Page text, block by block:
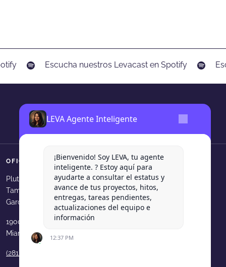
LEVA Agente Inteligente
¡Bienvenido! Soy LEVA, tu agente
inteligente. ? Estoy aquí para
ayudarte a consultar el estatus y
avance de tus proyectos, hitos,
entregas, tareas pendientes,
actualizaciones del equipo e
información
12:37 PM
Escucha nuestros Levacast en Spotify
OFICINAS
Plutarco Elias Calles 540, Col.
Tampiquito, San Pedro Garza
García, N.L.
1900 N Bayshore Dr. 33231
Miami, FL, USA
(281) 210 9189
SÍGUENOS
Levadura Agencia en
Levadura Agencia en
Levadura Agencia
Levadura Agencia en youtube
Levadura Agencia en